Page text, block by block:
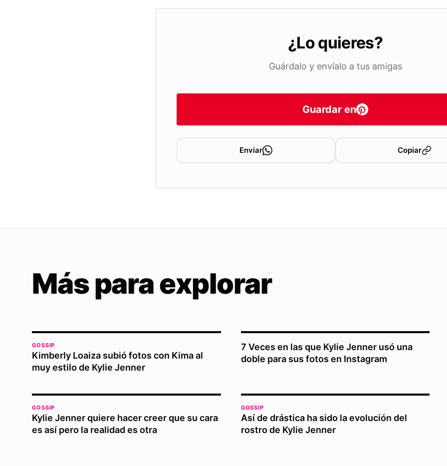
¿Lo quieres?
Guárdalo y envíalo a tus amigas
Guardar en
Enviar Copiar
Más para explorar
GOSSIP
Kimberly Loaiza subió fotos con Kima al
muy estilo de Kylie Jenner
7 Veces en las que Kylie Jenner usó una
doble para sus fotos en Instagram
GOSSIP
Kylie Jenner quiere hacer creer que su cara
es así pero la realidad es otra
GOSSIP
Así de drástica ha sido la evolución del
rostro de Kylie Jenner